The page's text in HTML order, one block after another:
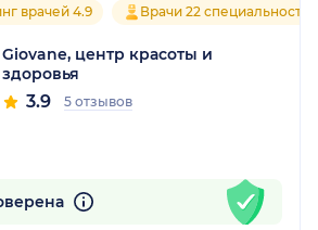
врачей 4.9 Врачи 22 специальностей
Giovane, центр красоты и
здоровья
3.9 5 отзывов